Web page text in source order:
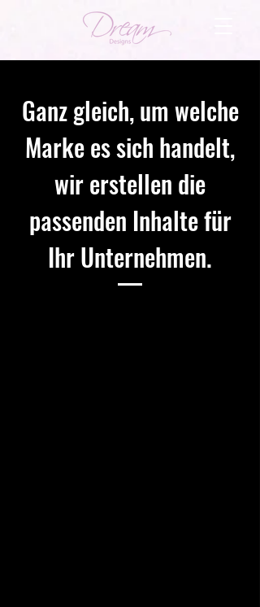
Ganz gleich, um welche
Marke es sich handelt,
wir erstellen die
passenden Inhalte für
Ihr Unternehmen.